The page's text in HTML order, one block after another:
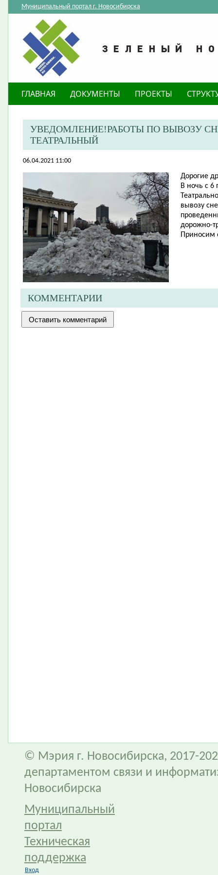
Муниципальный портал г. Новосибирска
ГЛАВНАЯ ДОКУМЕНТЫ ПРОЕКТЫ
УВЕДОМЛЕНИЕ!РАБОТЫ ПО ВЫВОЗУ
ТЕАТРАЛЬНЫЙ
06.04.2021 11:00
​Дорогие
В ночь с 6
вывозу
дорожно-
Приносим
КОММЕНТАРИИ
© Мэрия г. Новосибирска, 2017-
департаментом связи и
Новосибирска
Муниципальный
портал
Техническая
поддержка
Вход